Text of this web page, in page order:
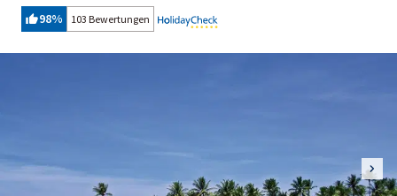
98% 103 Bewertungen